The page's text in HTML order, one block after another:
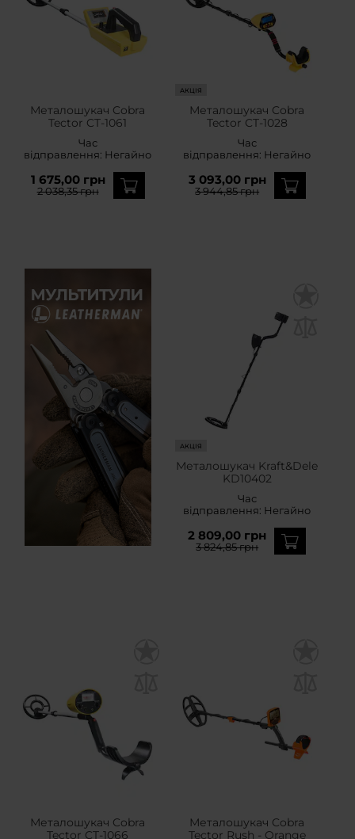
Металошукач Cobra
Tector CT-1061
Час
відправлення: Негайно
1 675,00 грн
2 038,35 грн
АКЦІЯ
Металошукач Cobra
Tector CT-1028
Час
відправлення: Негайно
3 093,00 грн
3 944,85 грн
АКЦІЯ
Металошукач Kraft&Dele
KD10402
Час
відправлення: Негайно
2 809,00 грн
3 824,85 грн
Металошукач Cobra
Tector CT-1066
Металошукач Cobra
Tector Rush - Orange